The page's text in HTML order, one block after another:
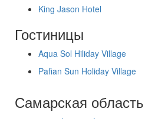
King Jason Hotel
Гостиницы
Aqua Sol Hiliday Village
Pafian Sun Holiday Village
Самарская область